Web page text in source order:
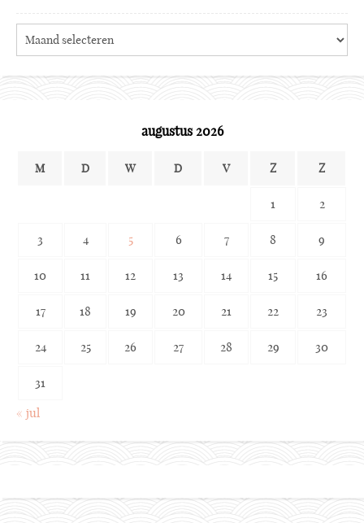
the
augustus 2026
M D W D V Z Z
1 2
3 4 5 6 7 8 9
10 11 12 13 14 15 16
17 18 19 20 21 22 23
24 25 26 27 28 29 30
31
« jul